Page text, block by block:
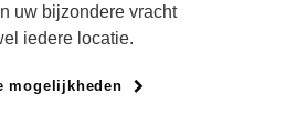
uw bijzondere vracht
iedere locatie.
mogelijkheden